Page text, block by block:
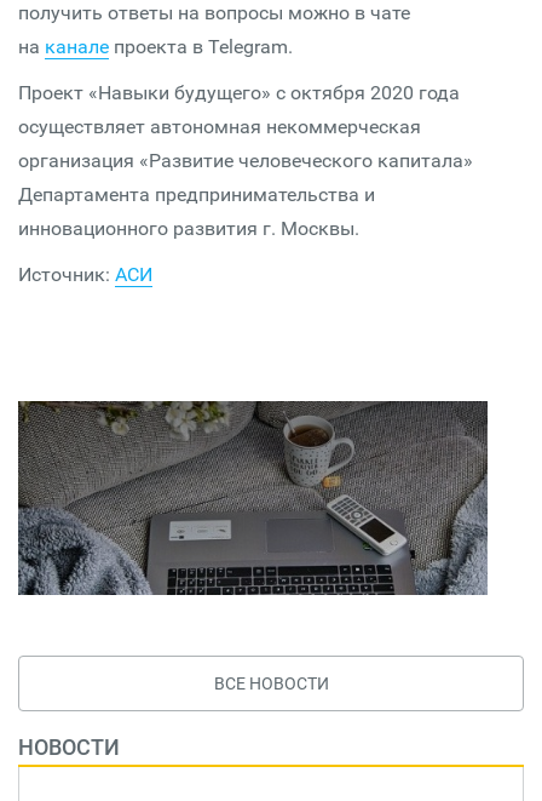
получить ответы на вопросы можно в чате
на канале проекта в Telegram.
Проект «Навыки будущего» с октября 2020 года
осуществляет автономная некоммерческая
организация «Развитие человеческого капитала»
Департамента предпринимательства и
инновационного развития г. Москвы.
Источник: АСИ
ВСЕ НОВОСТИ
НОВОСТИ